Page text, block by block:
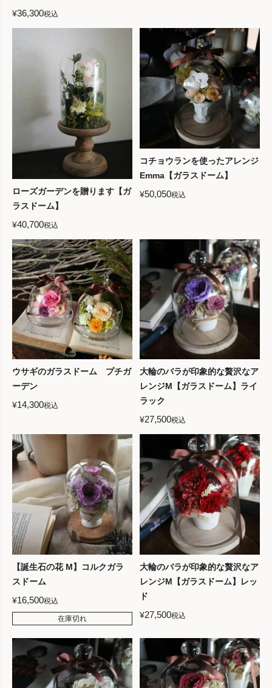
¥36,300税込
ローズガーデンを贈ります【ガ
ラスドーム】
¥40,700税込
コチョウランを使ったアレンジ
Emma【ガラスドーム】
¥50,050税込
ウサギのガラスドーム プチガ
ーデン
¥14,300税込
大輪のバラが印象的な贅沢なア
レンジM【ガラスドーム】ライ
ラック
¥27,500税込
【誕生石の花 M】コルクガラ
スドーム
¥16,500税込
在庫切れ
大輪のバラが印象的な贅沢なア
レンジM【ガラスドーム】レッ
ド
¥27,500税込